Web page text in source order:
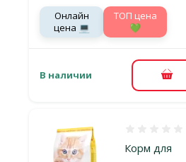
Онлайн
цена 💻
TOП цена
💚
В наличии В
Корм для